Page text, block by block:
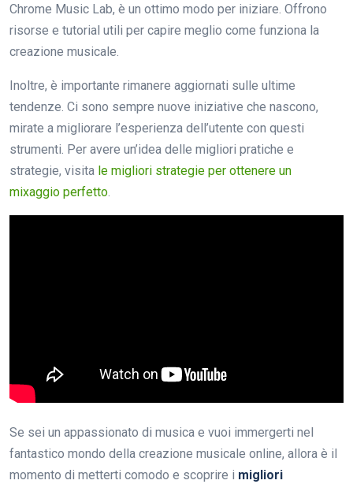
Chrome Music Lab, è un ottimo modo per iniziare. Offrono
risorse e tutorial utili per capire meglio come funziona la
creazione musicale.
Inoltre, è importante rimanere aggiornati sulle ultime
tendenze. Ci sono sempre nuove iniziative che nascono,
mirate a migliorare l’esperienza dell’utente con questi
strumenti. Per avere un’idea delle migliori pratiche e
strategie, visita le migliori strategie per ottenere un
mixaggio perfetto.
Se sei un appassionato di musica e vuoi immergerti nel
fantastico mondo della creazione musicale online, allora è il
momento di metterti comodo e scoprire i migliori